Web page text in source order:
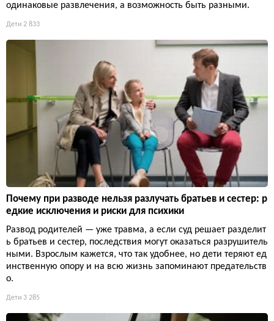
одинаковые развлечения, а возможность быть разными.
Дети 2 833
Почему при разводе нельзя разлучать братьев и сестер: р
едкие исключения и риски для психики
Развод родителей — уже травма, а если суд решает разделит
ь братьев и сестер, последствия могут оказаться разрушитель
ными. Взрослым кажется, что так удобнее, но дети теряют ед
инственную опору и на всю жизнь запоминают предательств
о.
Дети 3 285